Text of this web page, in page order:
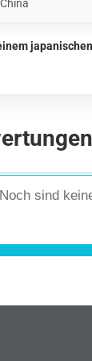
China
Noch sind